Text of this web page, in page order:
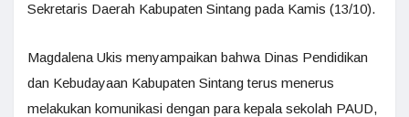
Sekretaris Daerah Kabupaten Sintang pada Kamis (13/10).
Magdalena Ukis menyampaikan bahwa Dinas Pendidikan
dan Kebudayaan Kabupaten Sintang terus menerus
melakukan komunikasi dengan para kepala sekolah PAUD,